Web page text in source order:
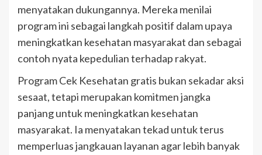
menyatakan dukungannya. Mereka menilai
program ini sebagai langkah positif dalam upaya
meningkatkan kesehatan masyarakat dan sebagai
contoh nyata kepedulian terhadap rakyat.
Program Cek Kesehatan gratis bukan sekadar aksi
sesaat, tetapi merupakan komitmen jangka
panjang untuk meningkatkan kesehatan
masyarakat. Ia menyatakan tekad untuk terus
memperluas jangkauan layanan agar lebih banyak